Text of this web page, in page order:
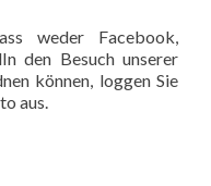
weder Facebook,
den Besuch unserer
können, loggen Sie
aus.